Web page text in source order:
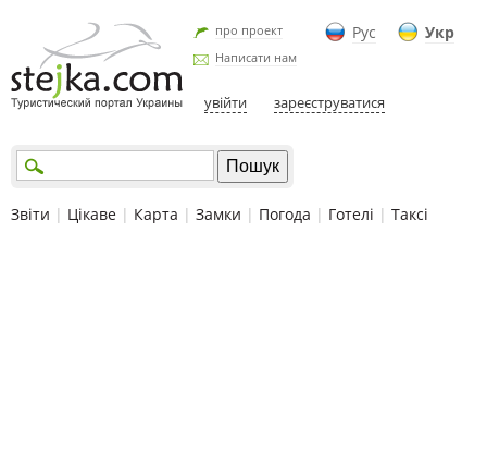
Рус Укр
про проект
Написати нам
увійти зареєструватися
Звіти | Цікаве | Карта | Замки | Погода | Готелі | Таксі